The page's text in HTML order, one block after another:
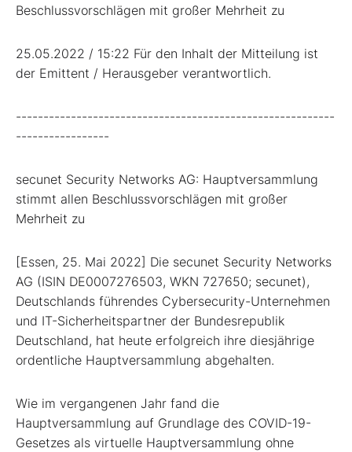
Beschlussvorschlägen mit großer Mehrheit zu
25.05.2022 / 15:22 Für den Inhalt der Mitteilung ist
der Emittent / Herausgeber verantwortlich.
----------------------------------------------------------
-----------------
secunet Security Networks AG: Hauptversammlung
stimmt allen Beschlussvorschlägen mit großer
Mehrheit zu
[Essen, 25. Mai 2022] Die secunet Security Networks
AG (ISIN DE0007276503, WKN 727650; secunet),
Deutschlands führendes Cybersecurity-Unternehmen
und IT-Sicherheitspartner der Bundesrepublik
Deutschland, hat heute erfolgreich ihre diesjährige
ordentliche Hauptversammlung abgehalten.
Wie im vergangenen Jahr fand die
Hauptversammlung auf Grundlage des COVID-19-
Gesetzes als virtuelle Hauptversammlung ohne